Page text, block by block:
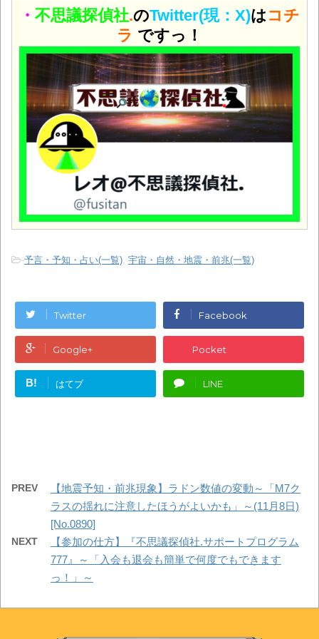
・ 不思議探偵社.のTwitter(現：X)は コチ
ラ ですっ！
-予言・予知・占い(一覧), 宇宙・自然・地震・前兆(一覧)
Twitter Facebook
Google+ Pocket
B! はてブ LINE
PREV
【地震予知・前兆現象】ラドン数値の変動～「M7ク
ラスの揺れに注意したほうがよいかも」～(11月8日)
[No.0890]
NEXT
【参加の仕方】『不思議探偵社.サポートプログラム
777』～「入会も退会も簡単で何度でもできます
っ！」～